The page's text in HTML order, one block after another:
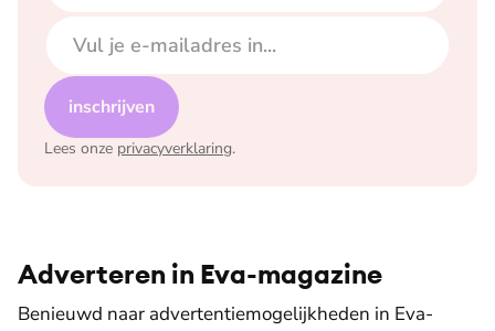
inschrijven
Lees onze privacyverklaring.
Adverteren in Eva-magazine
Benieuwd naar advertentiemogelijkheden in Eva-